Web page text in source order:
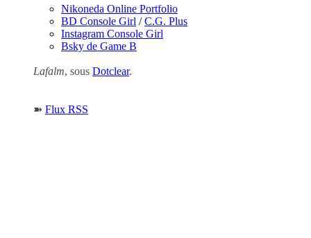
Nikoneda Online Portfolio
BD Console Girl /C.G. Plus
Instagram Console Girl
Bsky de Game B
Lafalm, sous Dotclear.
➽ Flux RSS